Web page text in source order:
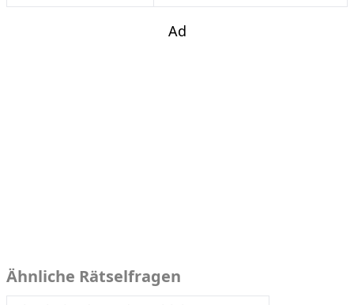
Ad
Ähnliche Rätselfragen